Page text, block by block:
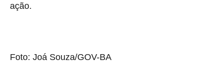
ação.
Foto: Joá Souza/GOV-BA